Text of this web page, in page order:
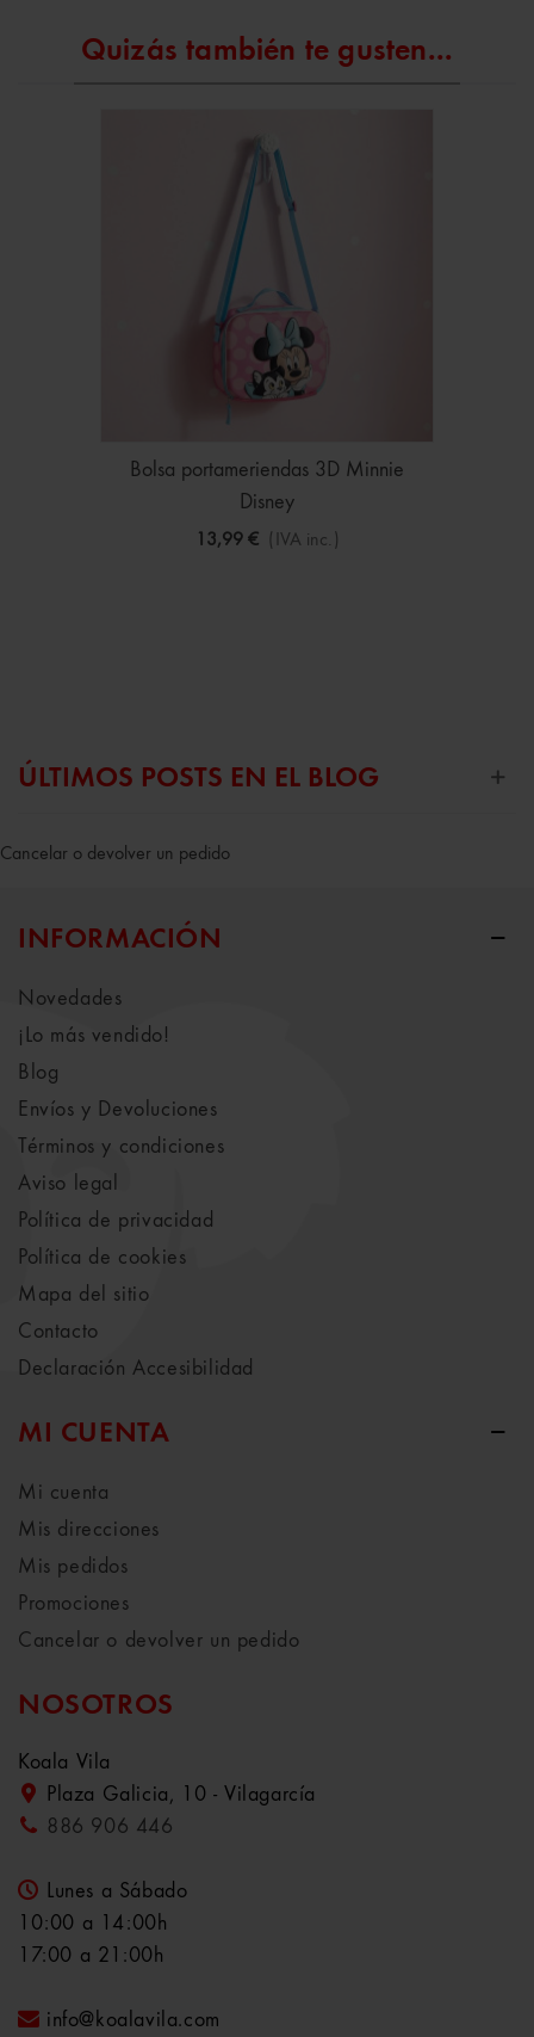
Quizás también te gusten...
Bolsa portameriendas 3D Minnie
Disney
13,99 € (IVA inc.)
ÚLTIMOS POSTS EN EL BLOG
Cancelar o devolver un pedido
INFORMACIÓN
Novedades
¡Lo más vendido!
Blog
Envíos y Devoluciones
Términos y condiciones
Aviso legal
Política de privacidad
Política de cookies
Mapa del sitio
Contacto
Declaración Accesibilidad
MI CUENTA
Mi cuenta
Mis direcciones
Mis pedidos
Promociones
Cancelar o devolver un pedido
NOSOTROS
Koala Vila
Plaza Galicia, 10 - Vilagarcía
886 906 446
Lunes a Sábado
10:00 a 14:00h
17:00 a 21:00h
info@koalavila.com